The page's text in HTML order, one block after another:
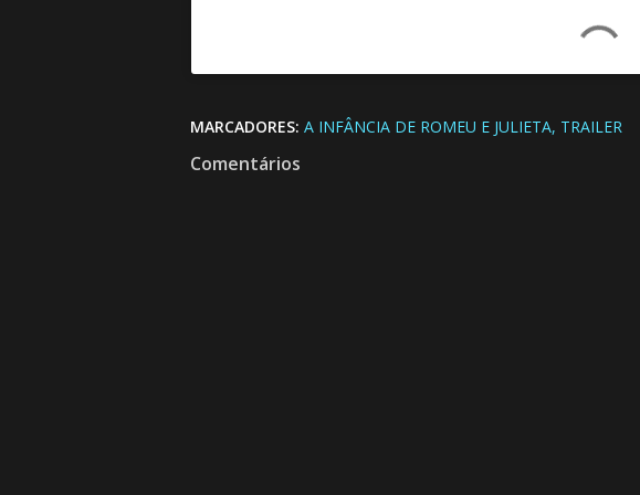
MARCADORES: A INFÂNCIA DE ROMEU E JULIETA TRAILER
Comentários